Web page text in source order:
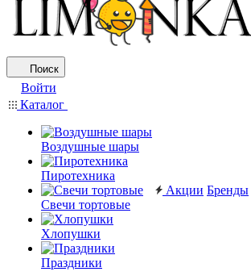
Поиск
Войти
Каталог
Воздушные шары
Пиротехника
Свечи тортовые
Хлопушки
Праздники
Акции Бренды